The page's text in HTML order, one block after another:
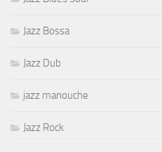
Jazz Bossa
Jazz Dub
jazz manouche
Jazz Rock